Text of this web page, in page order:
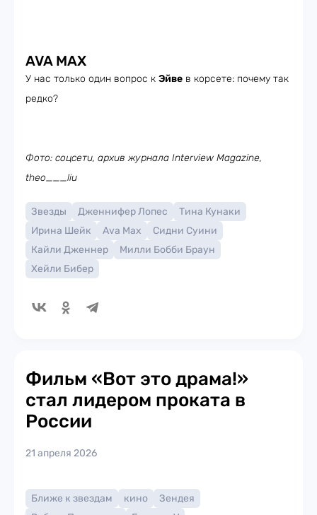
AVA MAX
У нас только один вопрос к Эйве в корсете: почему так
редко?
Фото: соцсети, архив журнала Interview Magazine,
theo___liu
Звезды Дженнифер Лопес
Тина Кунаки
Ирина Шейк
Ava Max
Сидни Суини
Кайли Дженнер
Милли Бобби Браун
Хейли Бибер
Фильм «Вот это драма!»
стал лидером проката в
России
21 апреля 2026
Ближе к звездам кино
Зендея